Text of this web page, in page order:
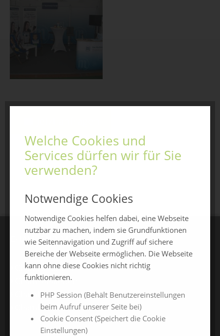
zurück zur Übersicht
CHAMLAND MESSEN
ChamlandSchau
ChamLandleben
ChamlandBau
ChamlandCareer
Welche Cookies und
Services dürfen wir für Sie
verwenden?
Notwendige Cookies
Notwendige Cookies helfen dabei, eine Webseite
nutzbar zu machen, indem sie Grundfunktionen
wie Seitennavigation und Zugriff auf sichere
Bereiche der Webseite ermöglichen. Die Webseite
kann ohne diese Cookies nicht richtig
funktionieren.
PHP Session (Behält Benutzereinstellungen
beim Aufruf unserer Seite bei)
Cookie Consent (Speichert die Cookie
Einstellungen)